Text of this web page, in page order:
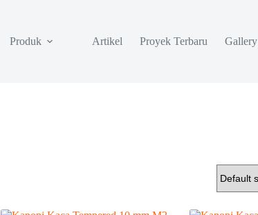
Produk Artikel Proyek Terbaru Gallery